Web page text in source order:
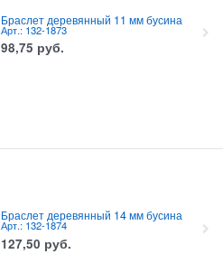
Браслет деревянный 11 мм бусина
Арт.: 132-1873
98,75 руб.
Браслет деревянный 14 мм бусина
Арт.: 132-1874
127,50 руб.